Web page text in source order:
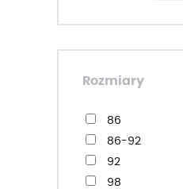
Rozmiary
86
86-92
92
98